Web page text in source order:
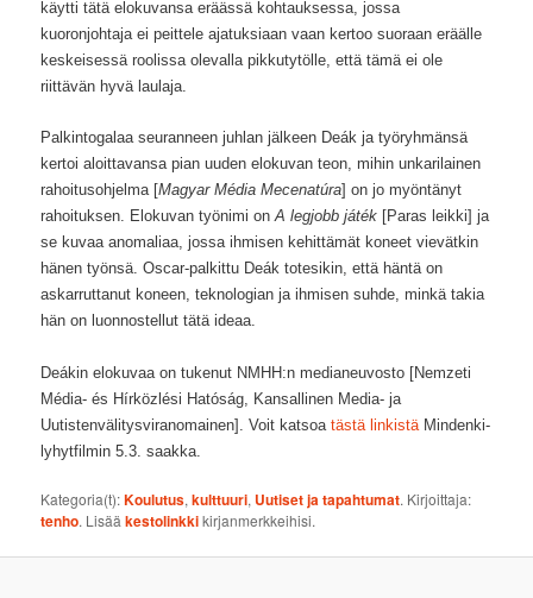
käytti tätä elokuvansa eräässä kohtauksessa, jossa
kuoronjohtaja ei peittele ajatuksiaan vaan kertoo suoraan eräälle
keskeisessä roolissa olevalla pikkutytölle, että tämä ei ole
riittävän hyvä laulaja.
Palkintogalaa seuranneen juhlan jälkeen Deák ja työryhmänsä
kertoi aloittavansa pian uuden elokuvan teon, mihin unkarilainen
rahoitusohjelma [Magyar Média Mecenatúra] on jo myöntänyt
rahoituksen. Elokuvan työnimi onA legjobb játék [Paras leikki] ja
se kuvaa anomaliaa, jossa ihmisen kehittämät koneet vievätkin
hänen työnsä. Oscar-palkittu Deák totesikin, että häntä on
askarruttanut koneen, teknologian ja ihmisen suhde, minkä takia
hän on luonnostellut tätä ideaa.
Deákin elokuvaa on tukenut NMHH:n medianeuvosto [Nemzeti
Média- és Hírközlési Hatóság, Kansallinen Media- ja
Uutistenvälitysviranomainen]. Voit katsoatästä linkistä Mindenki-
lyhytfilmin 5.3. saakka.
Kategoria(t):Koulutus,kulttuuri, Uutiset ja tapahtumat. Kirjoittaja:
tenho. Lisääkestolinkkikirjanmerkkeihisi.